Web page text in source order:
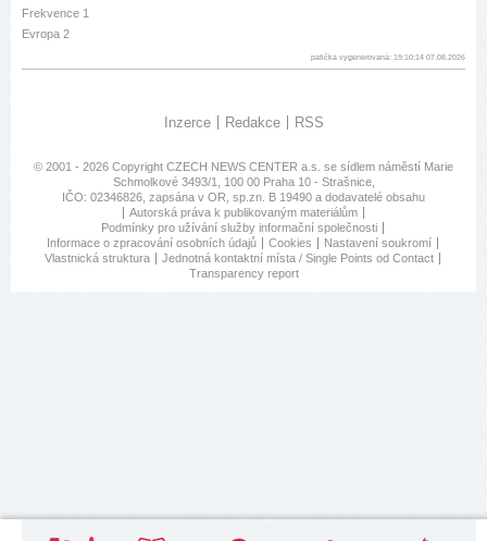
Frekvence 1
Evropa 2
patička vygenerovaná: 19:10:14 07.08.2026
Inzerce Redakce RSS
© 2001 - 2026 Copyright CZECH NEWS CENTER a.s. se sídlem náměstí Marie
Schmolkové 3493/1, 100 00 Praha 10 - Strašnice,
IČO: 02346826, zapsána v OR, sp.zn. B 19490 a dodavatelé obsahu
Autorská práva k publikovaným materiálům
Podmínky pro užívání služby informační společnosti
Informace o zpracování osobních údajů
Cookies
Nastavení soukromí
Vlastnická struktura
Jednotná kontaktní místa / Single Points od Contact
Transparency report